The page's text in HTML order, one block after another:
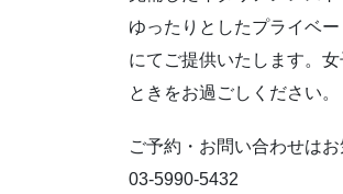
ゆったりとしたプライベ
にてご提供いたします。
ときをお過ごしください。
ご予約・お問い合わせは
03-5990-5432